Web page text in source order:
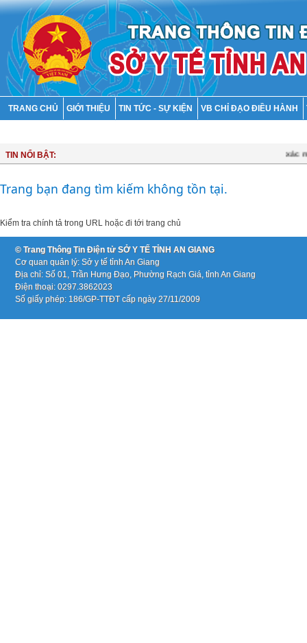
TRANG CHỦ GIỚI THIỆU TIN TỨC - SỰ KIỆN VB CHỈ ĐẠO ĐIỀU HÀNH
TIN NỔI BẬT: xác
Trang bạn đang tìm kiếm không tồn tại.
Kiểm tra chính tả trong URL hoặc đi tới trang chủ
© Trang Thông Tin Điện tử SỞ Y TẾ TỈNH AN GIANG
Cơ quan quản lý: Sở y tế tỉnh An Giang
Địa chỉ: Số 01, Trần Hưng Đạo, Phường Rạch Giá, tỉnh An Giang
Điện thoại: 0297.3862023
Số giấy phép: 186/GP-TTĐT cấp ngày 27/11/2009